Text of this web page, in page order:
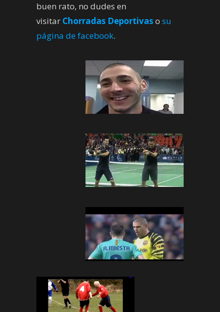
buen rato, no dudes en
visitar Chorradas Deportivaso su
página de facebook.